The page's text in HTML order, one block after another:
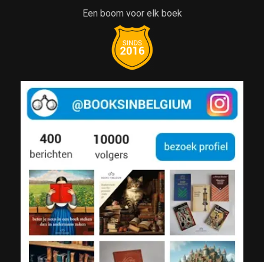
Een boom voor elk boek